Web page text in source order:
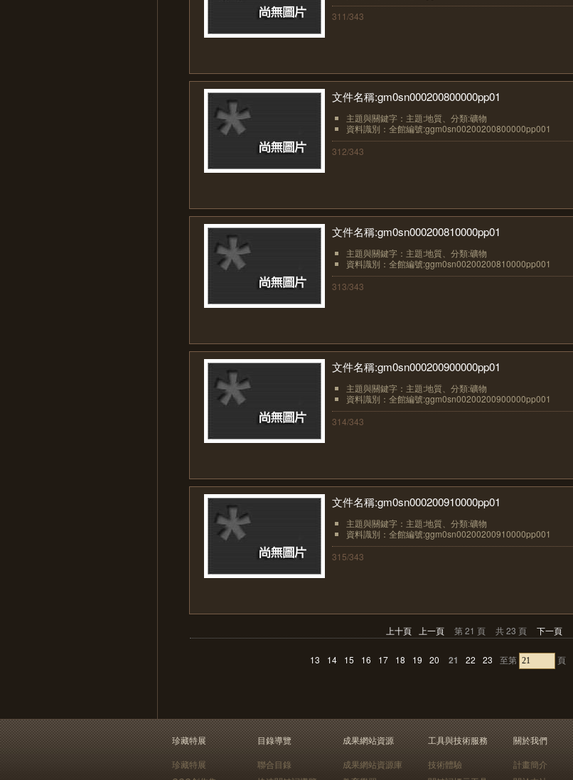
311/343
文件名稱:gm0sn000200800000pp01
主題與關鍵字：主題:地質、分類:礦物
資料識別：全館編號:ggm0sn00200200800000pp001
312/343
文件名稱:gm0sn000200810000pp01
主題與關鍵字：主題:地質、分類:礦物
資料識別：全館編號:ggm0sn00200200810000pp001
313/343
文件名稱:gm0sn000200900000pp01
主題與關鍵字：主題:地質、分類:礦物
資料識別：全館編號:ggm0sn00200200900000pp001
314/343
文件名稱:gm0sn000200910000pp01
主題與關鍵字：主題:地質、分類:礦物
資料識別：全館編號:ggm0sn00200200910000pp001
315/343
上十頁 上一頁 第 21 頁 共 23 頁 下一頁
13 14 15 16 17 18 19 20 21 22 23 至第 頁
珍藏特展
珍藏特展
目錄導覽
聯合目錄
成果網站資源
成果網站資源庫
工具與技術服務
技術體驗
關於我們
計畫簡介